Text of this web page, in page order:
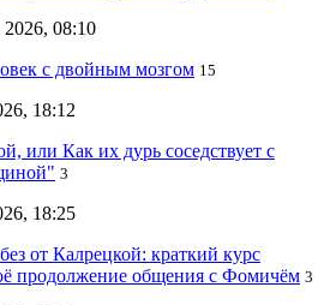
2026, 08:10
с двойным мозгом 15
18:12
или Как их дурь соседствует с
3
18:25
от Калрецкой: краткий курс
продолжение общения с Фомичём 3